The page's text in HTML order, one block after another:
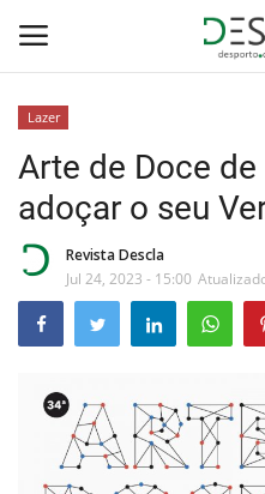
Home
...by Descla
Desporto
Contactos
Sobre Nós
Lazer
Arte de Doce
adoçar o seu
Revista Descla
Jul 24, 2023 - 15:00